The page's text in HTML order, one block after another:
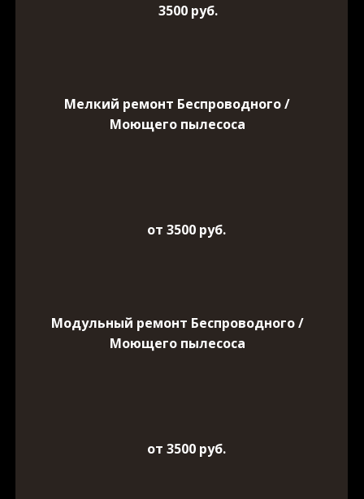
3500 руб.
Мелкий ремонт Беспроводного /
Моющего пылесоса
от 3500 руб.
Модульный ремонт Беспроводного /
Моющего пылесоса
от 3500 руб.